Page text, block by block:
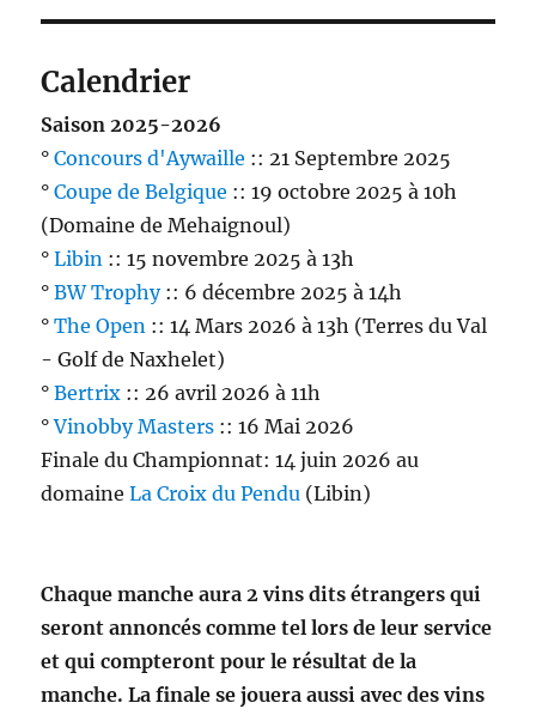
Calendrier
Saison 2025-2026
°Concours d'Aywaille :: 21 Septembre 2025
°Coupe de Belgique :: 19 octobre 2025 à 10h
(Domaine de Mehaignoul)
°Libin :: 15 novembre 2025 à 13h
°BW Trophy:: 6 décembre 2025 à 14h
°The Open :: 14 Mars 2026 à 13h (Terres du Val
- Golf de Naxhelet)
°Bertrix :: 26 avril 2026 à 11h
°Vinobby Masters :: 16 Mai 2026
Finale du Championnat: 14 juin 2026 au
domaineLa Croix du Pendu (Libin)
Chaque manche aura 2 vins dits étrangers qui
seront annoncés comme tel lors de leur service
et qui compteront pour le résultat de la
manche. La finale se jouera aussi avec des vins